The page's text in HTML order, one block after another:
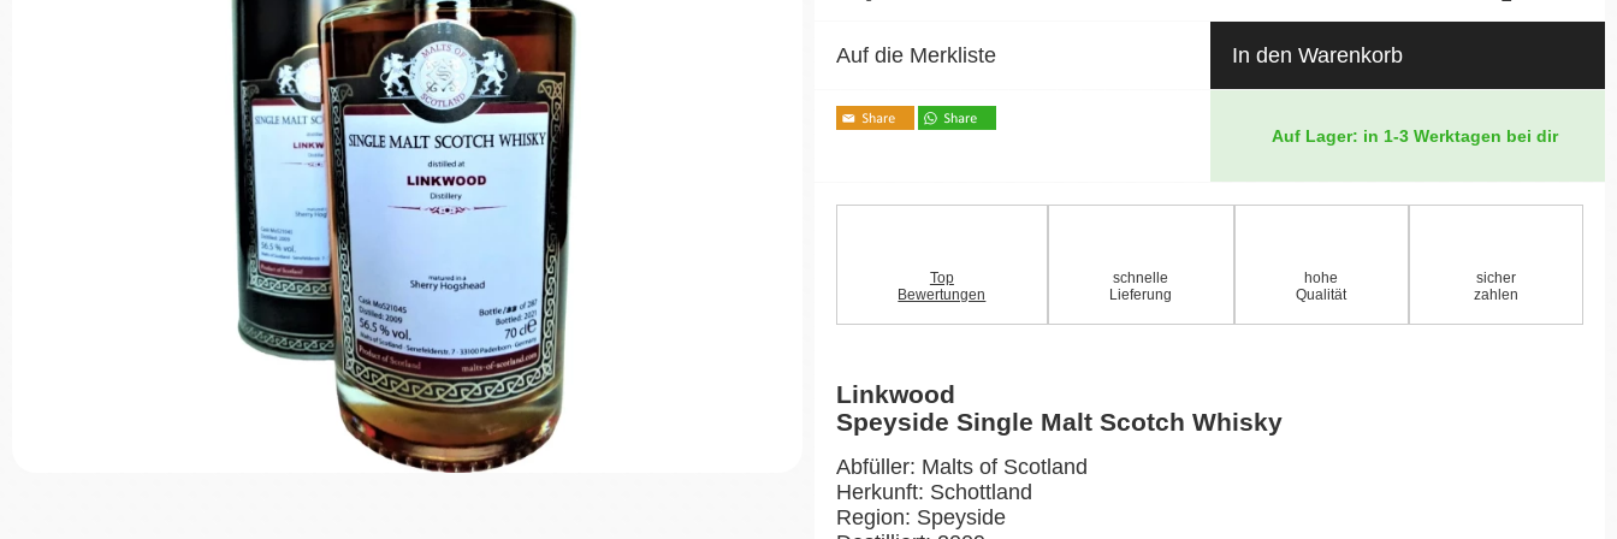
Auf die Merkliste In den Warenkorb
Auf Lager: in 1-3 Werktagen bei dir
Top
Bewertungen
schnelle
Lieferung
hohe
Qualität
sicher
zahlen
Linkwood
Speyside Single Malt Scotch Whisky
Abfüller: Malts of Scotland
Herkunft: Schottland
Region: Speyside